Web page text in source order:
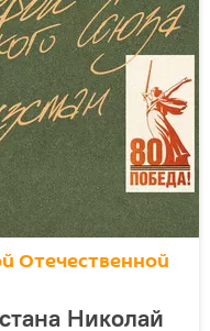
Отечественной
Николай